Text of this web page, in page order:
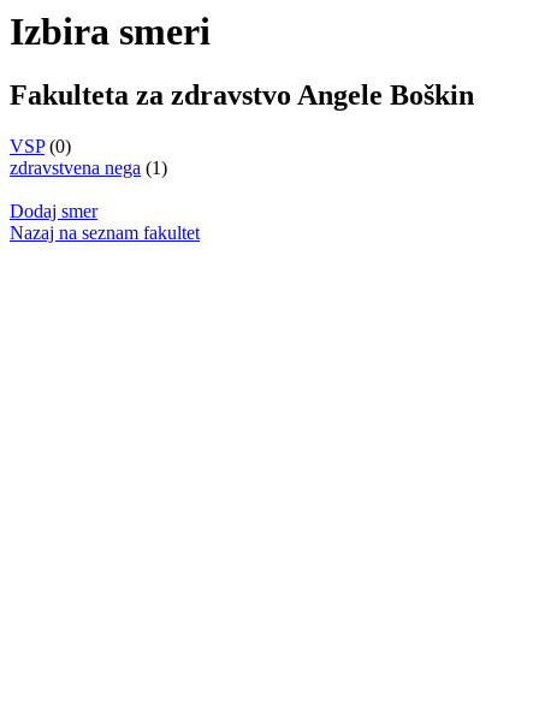
Izbira smeri
Fakulteta za zdravstvo Angele Boškin
VSP(0)
zdravstvena nega (1)
Dodaj smer
Nazaj na seznam fakultet